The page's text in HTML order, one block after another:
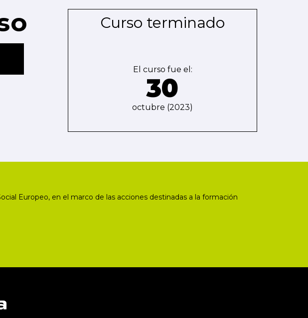
Curso terminado
El curso fue el:
30
octubre (2023)
Europeo, en el marco de las acciones destinadas a la formación